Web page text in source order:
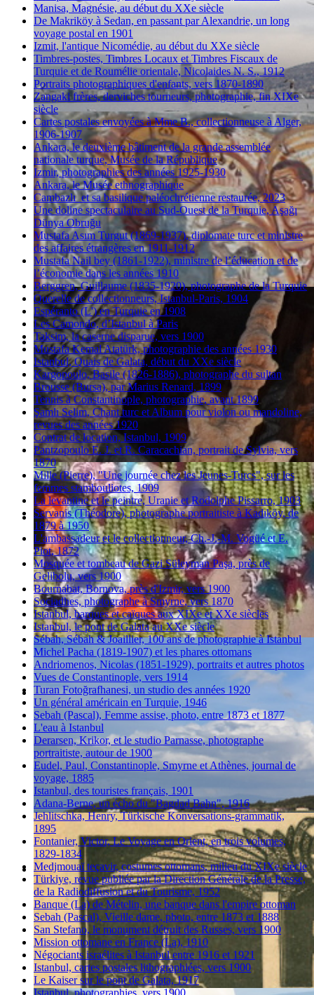
Manisa, Magnésie, au début du XXe siècle
De Makriköy à Sedan, en passant par Alexandrie, un long
voyage postal en 1901
Izmit, l'antique Nicomédie, au début du XXe siècle
Timbres-postes, Timbres Locaux et Timbres Fiscaux de
Turquie et de Roumélie orientale, Nicolaides N. S., 1912
Portraits photographiques d'enfants, vers 1870-1890
Zangaki frères, derviches tourneurs, photographie, fin XIXe
siècle
Cartes postales envoyées à Mme B., collectionneuse à Alger,
1906-1907
Ankara, le deuxième bâtiment de la grande assemblée
nationale turque, Musée de la République
Izmir, photographies des années 1925-1930
Ankara, le Musée ethnographique
Cambazlı et sa basilique paléochrétienne restaurée, 2023
Une doline spectaculaire au Sud-Ouest de la Turquie, Aşağı
Dünya Obruğu
Mustafa Asım Turgut (1869-1937), diplomate turc et ministre
des affaires étrangères en 1911-1912
Mustafa Nail bey (1861-1922), ministre de l’éducation et de
l’économie dans les années 1910
Berggren, Guillaume (1835-1920), photographe de la Turquie
Querelle de collectionneurs, Istanbul-Paris, 1904
Espéranto (L') en Turquie en 1908
Les Camondo, d’Istanbul à Paris
Taksim, la caserne disparue, vers 1900
Mustafa Kemal Atatürk, photographie des années 1930
Istanbul, Quais de Galata, début du XXe siècle
Kargopoulo, Basile (1826-1886), photographe du sultan
Brousse (Bursa), par Marius Renard, 1899
Tennis à Constantinople, photographie, avant 1899
Şamlı Selim, Chant turc et Album pour violon ou mandoline,
revues des années 1920
Contrat de location, Istanbul, 1909
Pantzopoulo E. J. et R. Caracachian, portrait de Sylvia, vers
1870
Mille (Pierre), "Une journée chez les Jeunes-Turcs", sur les
femmes stambouliotes, 1909
La levantine et le peintre, Uranie et Rodolphe Pissarro, 1903
Servanis (Théodore), photographe portraitiste à Kadıköy, de
1879 à 1950
L'ambassadeur et le collectionneur, Ch.-J.-M. Vogüé et E.
Piot, 1872
Mosquée et tombeau de Gazi Süleyman Paşa, près de
Gelibolu, vers 1900
Bournabat, Bornova, près d'Izmir, vers 1900
Sociadhes, photographe à Smyrne, vers 1870
Istanbul, barques et caïques aux XIXe et XXe siècles
Istanbul, le pont de Galata au XXe siècle
Sébah, Sébah & Joaillier, 100 ans de photographie à Istanbul
Michel Pacha (1819-1907) et les phares ottomans
Andriomenos, Nicolas (1851-1929), portraits et autres photos
Vues de Constantinople, vers 1914
Turan Fotoğrafhanesi, un studio des années 1920
Un général américain en Turquie, 1946
Sebah (Pascal), Femme assise, photo, entre 1873 et 1877
L'eau à Istanbul
Derarsen, Krikor, et le studio Parnasse, photographe
portraitiste, autour de 1900
Eudel, Paul, Constantinople, Smyrne et Athènes, journal de
voyage, 1885
Istanbul, des touristes français, 1901
Adana-Berne, un écho du "Bagdad Bahn", 1916
Jehlitschka, Henry, Türkische Konversations-grammatik,
1895
Fontanier, Victor, Le Voyage en Orient, en trois volumes,
1829-1834
Medjmouaï teçavir, costumes ottomans, milieu du XIXe siècle
Türkiye, revue publiée par la Direction Générale de la Presse,
de la Radiodiffusion et du Tourisme, 1952
Banque (La) de Mételin, une banque dans l'empire ottoman
Sebah (Pascal), Vieille dame, photo, entre 1873 et 1888
San Stefano, le monument détruit des Russes, vers 1900
Mission ottomane en France (La), 1910
Négociants israélites à Istanbul entre 1916 et 1921
Istanbul, cartes postales lithographiées, vers 1900
Le Kaiser sur le pont de Galata, 1917